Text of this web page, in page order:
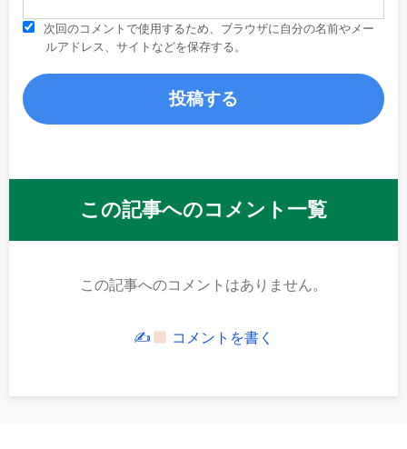
次回のコメントで使用するため、ブラウザに自分の名前やメー
ルアドレス、サイトなどを保存する。
この記事へのコメント一覧
この記事へのコメントはありません。
✍ コメントを書く